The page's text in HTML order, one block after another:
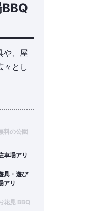
や、屋
々とし
料の公園
車場アリ
具・遊び
アリ
花見 BBQ